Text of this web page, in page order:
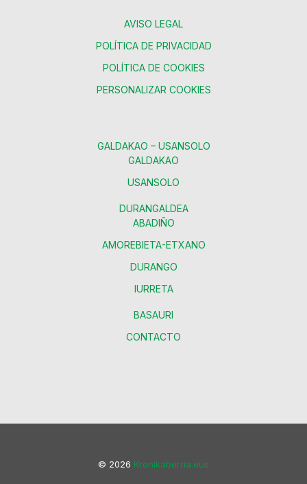
AVISO LEGAL
POLÍTICA DE PRIVACIDAD
POLÍTICA DE COOKIES
PERSONALIZAR COOKIES
GALDAKAO – USANSOLO
GALDAKAO
USANSOLO
DURANGALDEA
ABADIÑO
AMOREBIETA-ETXANO
DURANGO
IURRETA
BASAURI
CONTACTO
© 2026 Kronikaberria.eus